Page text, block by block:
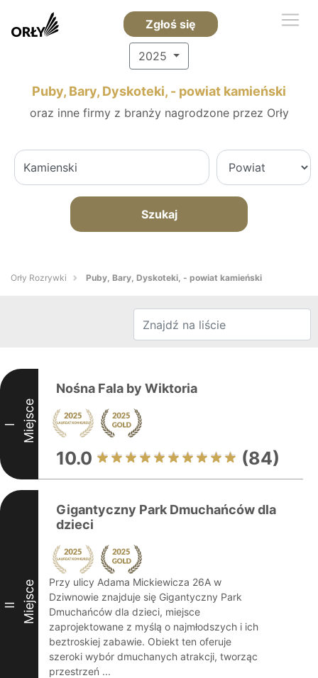
Zgłoś się
2025
Puby, Bary, Dyskoteki, - powiat kamieński
oraz inne firmy z branży nagrodzone przez Orły
Szukaj
Orły Rozrywki Puby, Bary, Dyskoteki, - powiat kamieński
I Miejsce
Nośna Fala by Wiktoria
10.0 (84)
II Miejsce
Gigantyczny Park Dmuchańców dla
dzieci
Przy ulicy Adama Mickiewicza 26A w
Dziwnowie znajduje się Gigantyczny Park
Dmuchańców dla dzieci, miejsce
zaprojektowane z myślą o najmłodszych i ich
beztroskiej zabawie. Obiekt ten oferuje
szeroki wybór dmuchanych atrakcji, tworząc
przestrzeń ...